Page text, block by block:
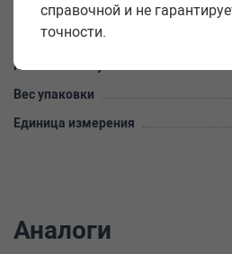
Длина пружины в свободном
Количество в упаковке
Вес упаковки
Единица измерения
Аналоги
справочной и не
точности.